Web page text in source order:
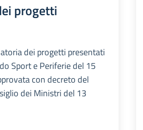
progetti
dei progetti presentati
Sport e Periferie del 15
con decreto del
dei Ministri del 13